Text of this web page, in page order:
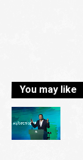
You may like